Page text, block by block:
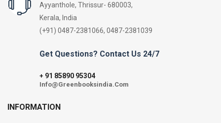
Ayyanthole, Thrissur- 680003,
Kerala, India
(+91) 0487-2381066, 0487-2381039
Get Questions? Contact Us 24/7
+ 91 85890 95304
Info@Greenbooksindia.Com
INFORMATION